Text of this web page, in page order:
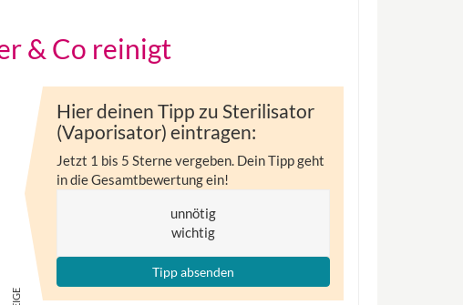
& Co reinigt
Hier deinen Tipp zu Sterilisator
(Vaporisator) eintragen:
Jetzt 1 bis 5 Sterne vergeben. Dein Tipp geht
in die Gesamtbewertung ein!
unnötig
wichtig
Tipp absenden